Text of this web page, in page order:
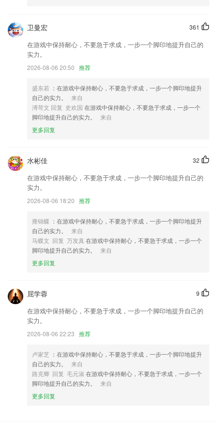
3D打光功能新增视频打光预设，想要专业级影棚光效，有手就行！无需
繁琐的补光道具和后期调参，一键补光高清不吃妆冷白皮自拍视频，从此
手机无废片！还有落日氛围灯抖音爆款动态心心眼蹦迪变色氛围光浪漫百
叶窗光斑等，可甜可酷，氛围感狠狠拿捏~更多光效不断更新中，敬请期
优化视频剪辑裁剪速度
我的薪资优化
个性化频道推荐功能来袭，好新闻，更懂你
以上就是k8凯发资讯的介绍，如果您喜欢这款软件，您可以到应用商店
进行打分评论，说出您的使用经历，以帮助我们更好的对产品进行优化修
361
卫曼宏
在游戏中保持耐心，不要急于求成，一步一个脚印地提升自己的
实力。
2026-08-06 20:50 推荐
盛东若 ：在游戏中保持耐心，不要急于求成，一步一个脚印地提升
自己的实力。
来自
溥苛文 回复 史欢国 在游戏中保持耐心，不要急于求成，一步一个
脚印地提升自己的实力。
来自
更多回复
32
水彬佳
在游戏中保持耐心，不要急于求成，一步一个脚印地提升自己的
实力。
2026-08-06 18:20 推荐
雍锦蝶 ：在游戏中保持耐心，不要急于求成，一步一个脚印地提升
自己的实力。
来自
马蝶文 回复 万发真 在游戏中保持耐心，不要急于求成，一步一个
脚印地提升自己的实力。
来自
更多回复
9
屈学蓉
在游戏中保持耐心，不要急于求成，一步一个脚印地提升自己的
实力。
2026-08-06 22:23 推荐
卢家芝 ：在游戏中保持耐心，不要急于求成，一步一个脚印地提升
自己的实力。
来自
路克卿 回复 毛元淑 在游戏中保持耐心，不要急于求成，一步一个
脚印地提升自己的实力。
来自
更多回复